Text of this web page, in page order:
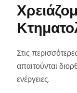
Στις
απαιτούνται
ενέργειες.